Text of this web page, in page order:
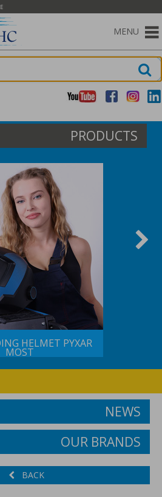
MENU
PRODUCTS
PYXAR
NEWS
OUR BRANDS
BACK